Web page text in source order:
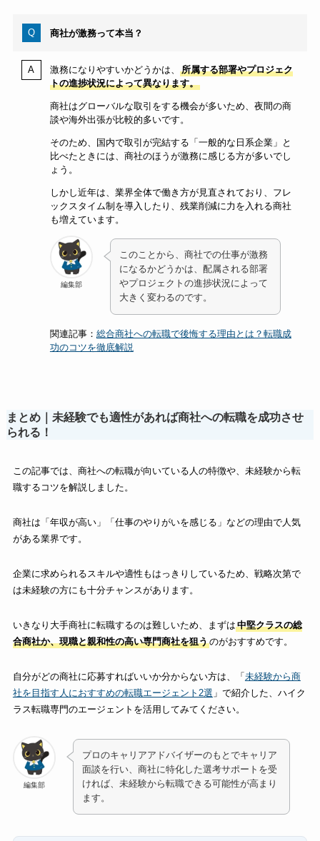
商社が激務って本当？
激務になりやすいかどうかは、
所属する部署やプロジェク
トの進捗状況によって異なります。
商社はグローバルな取引をする機会が多いため、夜間の商
談や海外出張が比較的多いです。
そのため、国内で取引が完結する「一般的な日系企業」と
比べたときには、商社のほうが激務に感じる方が多いでし
ょう。
しかし近年は、業界全体で働き方が見直されており、フレ
ックスタイム制を導入したり、残業削減に力を入れる商社
も増えています。
編集部
このことから、商社での仕事が激務
になるかどうかは、配属される部署
やプロジェクトの進捗状況によって
大きく変わるのです。
関連記事： 総合商社への転職で後悔する理由とは？転職成
功のコツを徹底解説
まとめ｜未経験でも適性があれば商社への転職を成功させ
られる！
この記事では、商社への転職が向いている人の特徴や、未経験から転
職するコツを解説しました。
商社は「年収が高い」「仕事のやりがいを感じる」などの理由で人気
がある業界です。
企業に求められるスキルや適性もはっきりしているため、戦略次第で
は未経験の方にも十分チャンスがあります。
いきなり大手商社に転職するのは難しいため、まずは中堅クラスの総
合商社か、現職と親和性の高い専門商社を狙うのがおすすめです。
自分がどの商社に応募すればいいか分からない方は、「未経験から商
社を目指す人におすすめの転職エージェント2選 」で紹介した、ハイク
ラス転職専門のエージェントを活用してみてください。
編集部
プロのキャリアアドバイザーのもとでキャリア
面談を行い、商社に特化した選考サポートを受
ければ、未経験から転職できる可能性が高まり
ます。